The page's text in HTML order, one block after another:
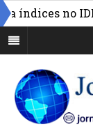
no IDEB »